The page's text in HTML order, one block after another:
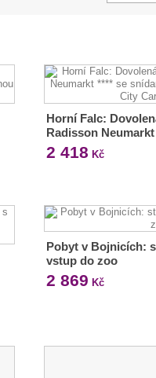
Horní Falc:
Radisson
2 418 Kč
Pobyt v Bojnicích:
vstup do zoo
2 869 Kč